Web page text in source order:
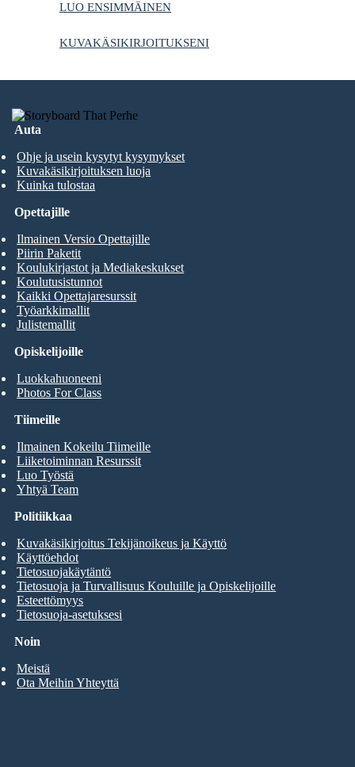
LUO ENSIMMÄINEN
KUVAKÄSIKIRJOITUKSENI
Auta
Ohje ja usein kysytyt kysymykset
Kuvakäsikirjoituksen luoja
Kuinka tulostaa
Opiskelijoille
Luokkahuoneeni
Photos For Class
Opettajille
Ilmainen Versio Opettajille
Piirin Paketit
Koulukirjastot ja Mediakeskukset
Koulutusistunnot
Kaikki Opettajaresurssit
Työarkkimallit
Julistemallit
Tiimeille
Ilmainen Kokeilu Tiimeille
Liiketoiminnan Resurssit
Luo Työstä
Yhtyä Team
Noin
Meistä
Ota Meihin Yhteyttä
Politiikkaa
Kuvakäsikirjoitus Tekijänoikeus ja Käyttö
Käyttöehdot
Tietosuojakäytäntö
Tietosuoja ja Turvallisuus Kouluille ja Opiskelijoille
Esteettömyys
Tietosuoja-asetuksesi